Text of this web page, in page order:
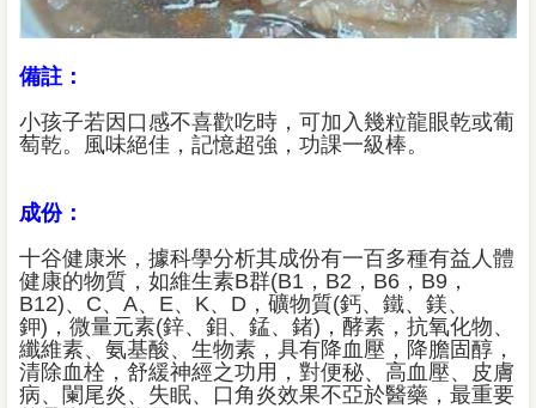
備註：
小孩子若因口感不喜歡吃時，可加入幾粒龍眼乾或葡
萄乾。風味絕佳，記憶超強，功課一級棒。
成份：
十谷健康米，據科學分析其成份有一百多種有益人體
健康的物質，如維生素B群(B1，B2，B6，B9，
B12)、C、A、E、K、D，礦物質(鈣、鐵、鎂、
鉀)，微量元素(鋅、鉬、錳、鍺)，酵素，抗氧化物、
纖維素、氨基酸、生物素，具有降血壓，降膽固醇，
清除血栓，舒緩神經之功用，對便秘、高血壓、皮膚
病、闌尾炎、失眠、口角炎效果不亞於醫藥，最重要